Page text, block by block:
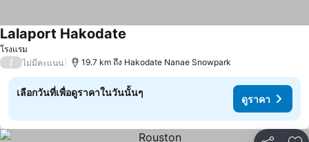
โรงแรม
Lalaport Hakodate
/ ไม่มีคะแนน 19.7 km ถึง Hakodate Nanae Snowpark
เลือกวันที่เพื่อดูราคาในวันนั้นๆ
ดูราคา